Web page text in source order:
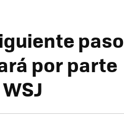
paso
por parte